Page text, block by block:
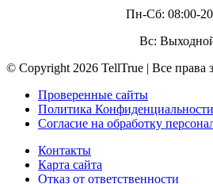
Пн-Сб: 08:00-
Вс:
© Copyright 2026 TellTrue | Все
Проверенные сайты
Политика Конфиденциальности
Согласие на обработку
Контакты
Карта сайта
Отказ от ответственности